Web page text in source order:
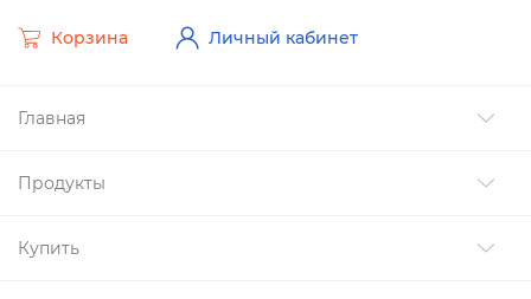
Главная
Продукты
Купить
Корзина Личный кабинет